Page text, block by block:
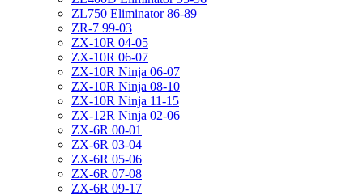
ZL750 Eliminator 86-89
ZR-7 99-03
ZX-10R 04-05
ZX-10R 06-07
ZX-10R Ninja 06-07
ZX-10R Ninja 08-10
ZX-10R Ninja 11-15
ZX-12R Ninja 02-06
ZX-6R 00-01
ZX-6R 03-04
ZX-6R 05-06
ZX-6R 07-08
ZX-6R 09-17